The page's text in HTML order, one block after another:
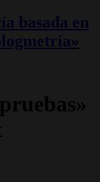
basada en